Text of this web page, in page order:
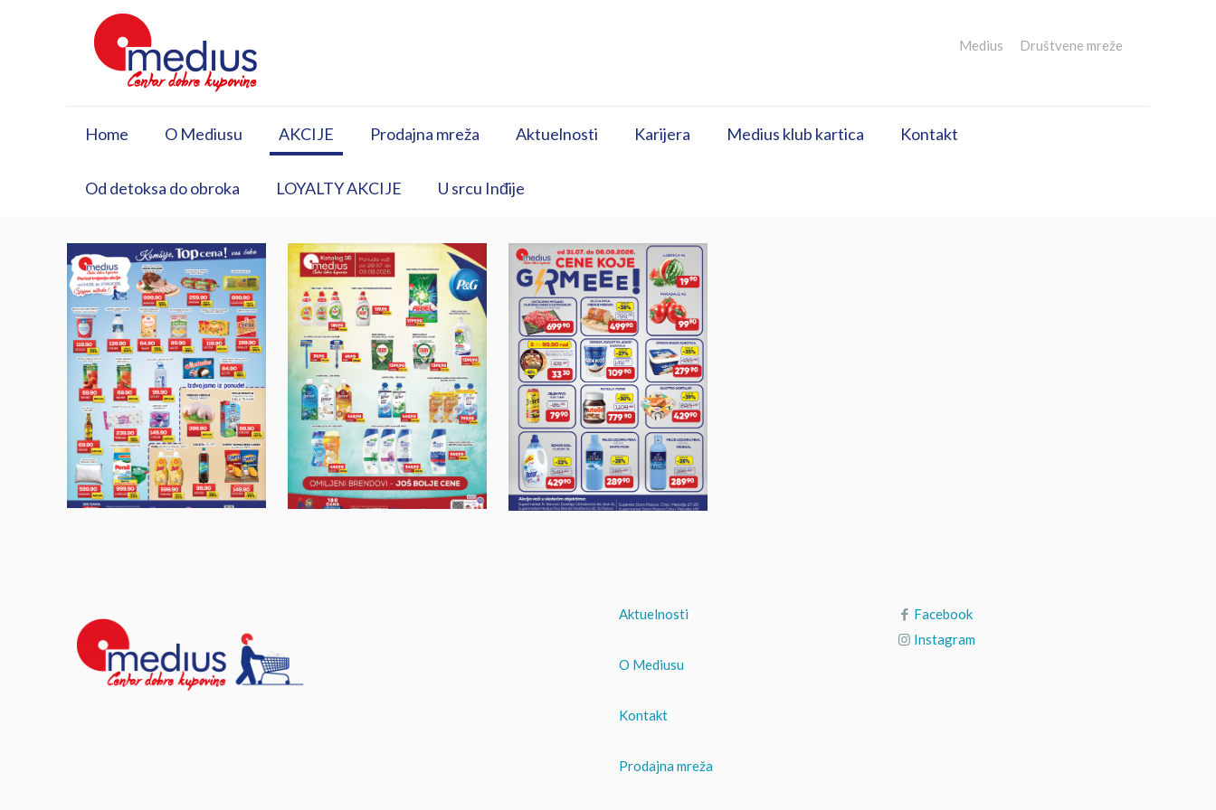
Home O Mediusu AKCIJE Prodajna mreža Aktuelnosti Karijera Medius klub kartica Kontakt
Od detoksa do obroka LOYALTY AKCIJE U srcu Inđije
Medius Društvene mreže
Aktuelnosti
O Mediusu
Kontakt
Prodajna mreža
Facebook
Instagram